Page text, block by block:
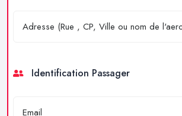
Identification Passager